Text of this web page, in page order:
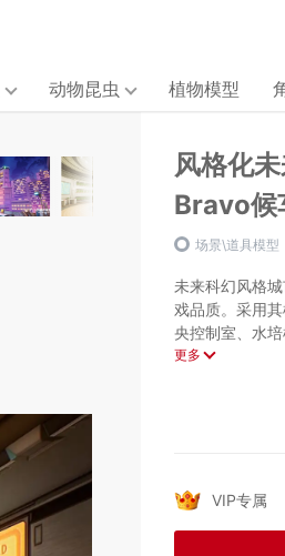
动物昆虫 植物模型
风格化
Bravo候
场景\道具模型
未来科幻风格
戏品质。采用
央控制室、水
场景都精雕细琢
城市的夜幕下
路径。城市外
资产体积：
更多
VIP专属